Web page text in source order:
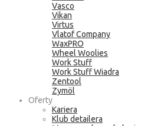
Vasco
Vikan
Virtus
Vlatof Company
WaxPRO
Wheel Woolies
Work Stuff
Work Stuff Wiadra
Zentool
Zymöl
Oferty
Kariera
Klub detailera